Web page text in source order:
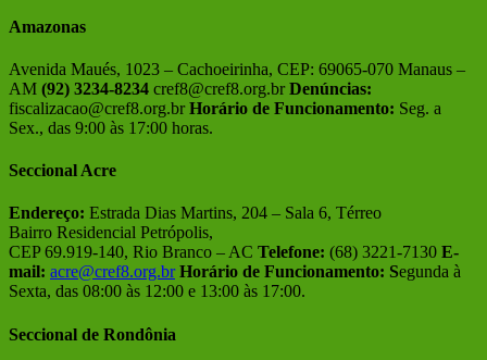
Amazonas
Avenida Maués, 1023 – Cachoeirinha, CEP: 69065-070 Manaus –
AM (92) 3234-8234 cref8@cref8.org.br Denúncias:
fiscalizacao@cref8.org.br Horário de Funcionamento: Seg. a
Sex., das 9:00 às 17:00 horas.
Seccional Acre
Endereço: Estrada Dias Martins, 204 – Sala 6, Térreo
Bairro Residencial Petrópolis,
CEP 69.919-140, Rio Branco – AC Telefone: (68) 3221-7130 E-
mail: acre@cref8.org.br Horário de Funcionamento: Segunda à
Sexta, das 08:00 às 12:00 e 13:00 às 17:00.
Seccional de Rondônia